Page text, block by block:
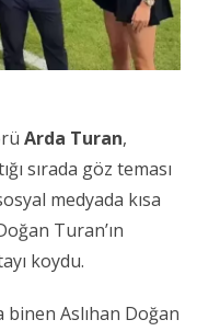
Arda Turan,
sırada göz teması
medyada kısa
Turan’ın
koydu.
binen Aslıhan Doğan